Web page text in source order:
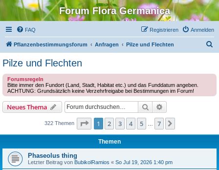
Forum Flora Germanica
FAQ Anmelden
Registrieren
Pflanzenbestimmungsforum Anfragen Pilze und Flechten
Pilze und Flechten
Forumsregeln
Bitte immer den Fundort (Land, Stadt, Habitat etc.) und das Funddatum angeben.
ACHTUNG: Grundsätzlich keine Verzehrfreigabe bei Bestimmungen im Forum!
Neues Thema Suche
322 Themen Seite 1von
1 2 3 4 5 7
Themen
Phaseolus thing
Letzter Beitrag von BubikolRamios « So Jul 19, 2026 1:40 pm